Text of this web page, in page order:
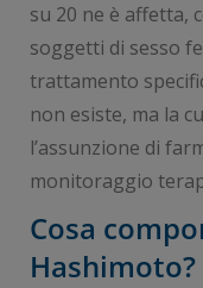
su 20 ne è affetta,
soggetti di sesso
trattamento
non esiste, ma la
l’assunzione di
monitoraggio
Cosa
Hashimoto?